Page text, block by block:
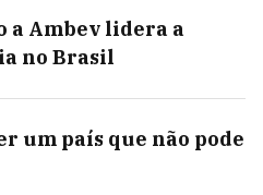
a Ambev lidera a
no Brasil
um país que não pode